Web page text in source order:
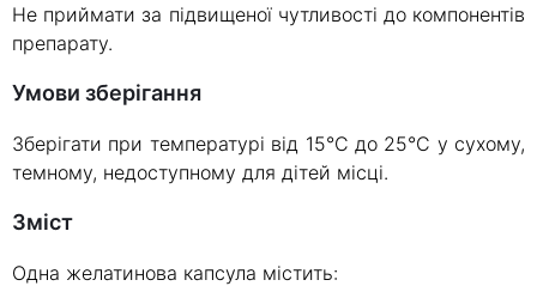
Не приймати за підвищеної чутливості до компонентів
препарату.
Умови зберігання
Зберігати при температурі від 15°C до 25°C у сухому,
темному, недоступному для дітей місці.
Зміст
Одна желатинова капсула містить: